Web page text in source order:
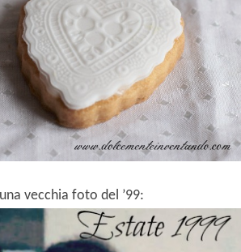
vecchia foto del ’99: